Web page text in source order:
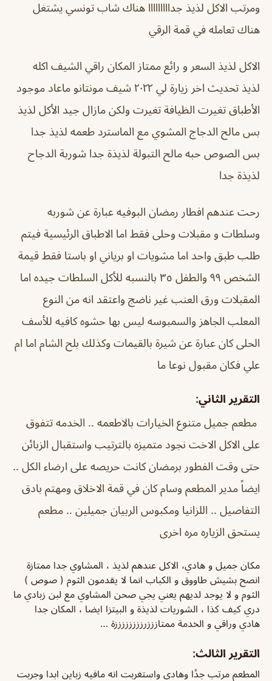
ومرتب الاكل لذيذ جدااااااااا هناك شاب تونسي يشتغل
هناك تعامله في قمة الرقي
الاكل لذيذ السعر و رائع ممتاز المكان راقي الشيف اكله
لذيذ تحديث اخر زيارة لي ٢٠٢٢ شيف مونتانو ماعاد موجود
الأطباق تغيرت الظيافة تغيرت ولكن مازال جيد الأكل لذيذ
بس مالح الدجاج المشوي مع الماسترد طعمه لذيذ جدا
بس الصوص حبه مالح التبولة لذيذة جدا شوربة الدجاح
لذيذة جدا
رحت عندهم افطار رمضان البوفيه عبارة عن شوربه
وسلطات و مقبلات وحلى فقط اما الاطباق الرئيسية فيتم
طلب طبق واحد اما مشويات او برياني او باستا فقط قيمة
الشخص ٩٩ والطفل ٣٥ بالنسبه للأكل السلطات جيده اما
المقبلات ورق العنب غير ناضج واعتقد انه من النوع
المعلب الجاهز والسمبوسه ليس بها حشوه كافيه للأسف
الحلى كان عبارة عن شيرة بالقيمات وكذلك بلح الشام اما ام
علي فكان مقبول نوعا ما
التقرير الثاني:
مطعم جميل متنوع الخيارات بالاطعمه .. الخدمه تتفوق
على الاكل الاخت نجود متميزه بالترتيب واستقبال الزبائن
حتى وقت الفطور برمضان كانت حريصه على ارضاء الكل ..
ايضاً مدير المطعم وسام كان في قمة الاخلاق ومهتم بادق
التفاصيل .. اللزانيا ومكبوس الربيان جميلين .. مطعم
يستحق الزياره مره اخرى
مكان جميل و هادي، الاكل عندهم لذيذ ، المشاوي جدا ممتازة
انصح بشيش طاووق و الكباب انما لا يقدمون الثوم ( صوص )
الثوم و لا يوجد لديهم يعني يجي صحن المشاوي مع لبن زبادي ما
دري كيف كذا ، الشوريات لذيذة و البيتزا ايضا ، المكان جدا
هادي وراقي و الخدمة ممتازززرززززززززة …
التقرير الثالث:
المطعم مرتب جدًا وهادي واستغربت انه مافيه زباين ابدا وجربت